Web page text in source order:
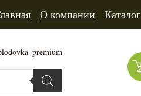
О компании Каталог